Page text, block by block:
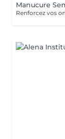
Manucure